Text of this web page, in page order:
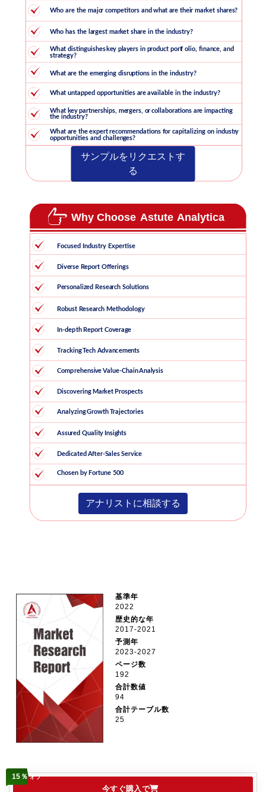
サンプルをリクエストす
る
アナリストに相談する
基準年
2022
歴史的な年
2017-2021
予測年
2023-2027
ページ数
192
合計数値
94
合計テーブル数
25
今すぐ購入で
15％オフ